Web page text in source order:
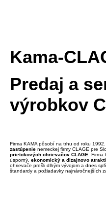
Kama-
Predaj a
výrobkov
Firma KAMA pôsobí na trhu od roku
zastúpenie nemeckej firmy CLAGE pre
prietokových ohrievačov CLAGE .
úsporný, ekonomický a dizajnovo
ohrievače prešli dlhým vývojom a dnes
štandardy a požiadavky najnáročnejších